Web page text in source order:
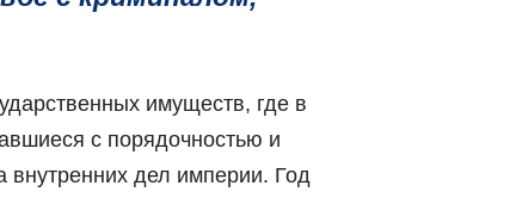
имуществ, где в
с порядочностью и
внутренних дел империи. Год